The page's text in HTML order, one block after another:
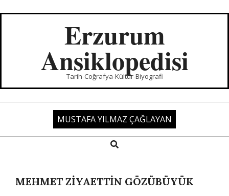
Erzurum
Ansiklopedisi
Tarih-Coğrafya-Kültür-Biyografi
MUSTAFA YILMAZ ÇAĞLAYAN
Search
MEHMET ZİYAETTİN GÖZÜBÜYÜK